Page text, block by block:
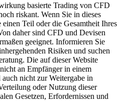
basierte Trading von CFD
riskant. Wenn Sie in dieses
Teil oder die Gesamtheit Ihres
daher sind CFD und Devisen
geeignet. Informieren Sie
Risiken und suchen
Die auf dieser Website
an Empfänger in einem
nicht zur Weitergabe in
oder Nutzung dieser
Gesetzen, Erfordernissen und